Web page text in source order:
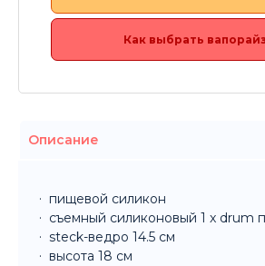
Как выбрать
Описание
пищевой силикон
съемный силиконовый 1 x drum
steck-ведро 14.5 см
высота 18 см